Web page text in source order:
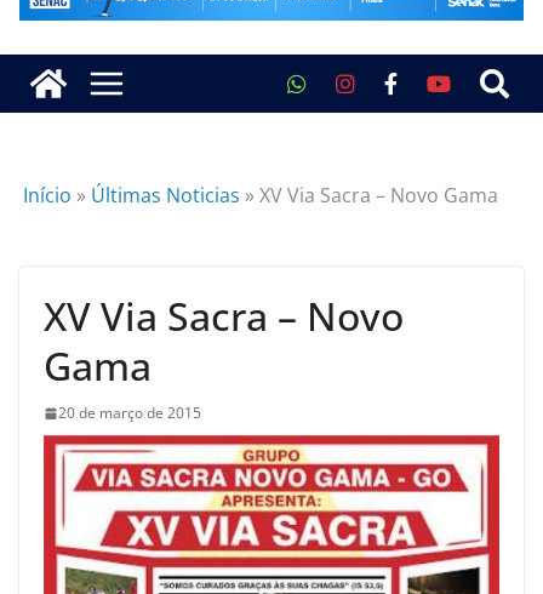
Início » Últimas Noticias »XV Via Sacra – Novo Gama
XV Via Sacra – Novo
Gama
20 de março de 2015